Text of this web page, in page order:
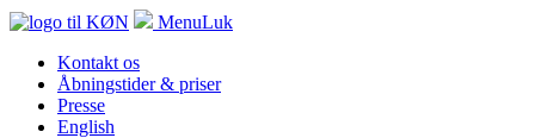
MenuLuk
Kontakt os
Åbningstider & priser
Presse
English